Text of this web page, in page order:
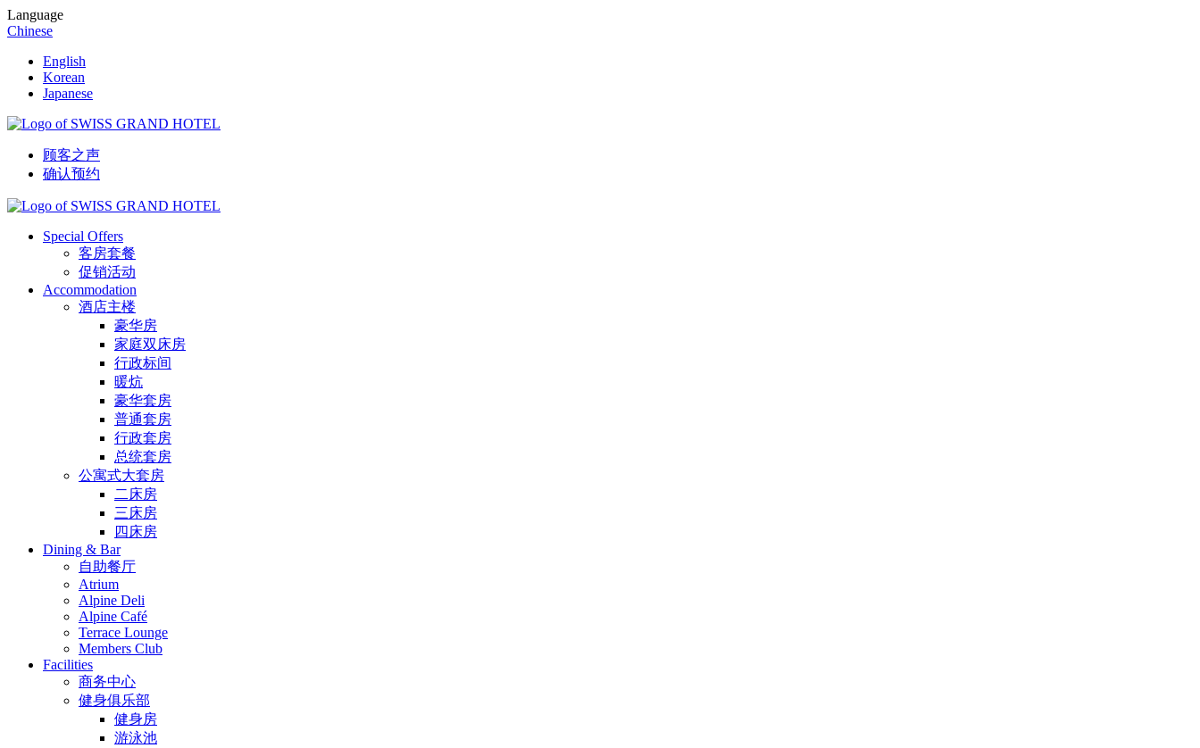
Language
Chinese
English
Korean
Japanese
顾客之声
确认预约
Special Offers
客房套餐
促销活动
Accommodation
酒店主楼
豪华房
家庭双床房
行政标间
暖炕
豪华套房
普通套房
行政套房
总统套房
公寓式大套房
二床房
三床房
四床房
Dining & Bar
自助餐厅
Atrium
Alpine Deli
Alpine Café
Terrace Lounge
Members Club
Facilities
商务中心
健身俱乐部
健身房
游泳池